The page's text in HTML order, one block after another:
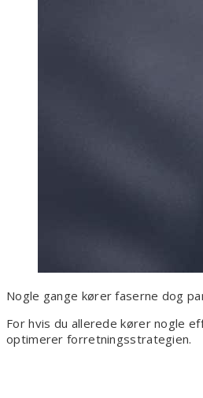
Nogle gange kører faserne dog
For hvis du allerede kører nogle
optimerer forretningsstrategien.